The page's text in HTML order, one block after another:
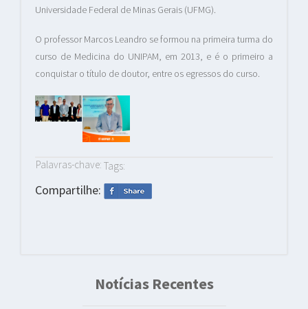
Universidade Federal de Minas Gerais (UFMG).
O professor Marcos Leandro se formou na primeira turma do
curso de Medicina do UNIPAM, em 2013, e é o primeiro a
conquistar o título de doutor, entre os egressos do curso.
Palavras-chave: Tags:
Compartilhe:
Notícias Recentes